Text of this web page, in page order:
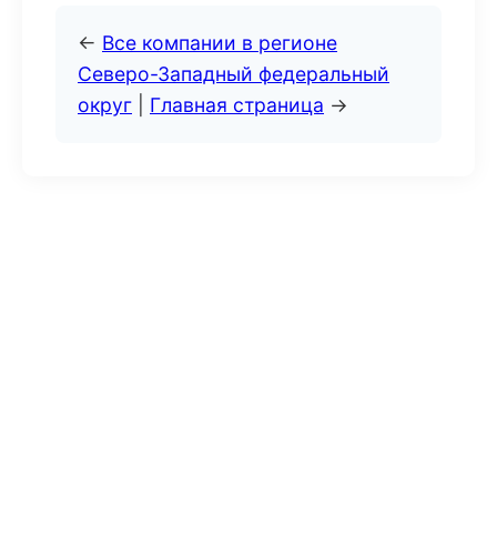
← Все компании в регионе
Северо-Западный федеральный
округ
Главная страница →